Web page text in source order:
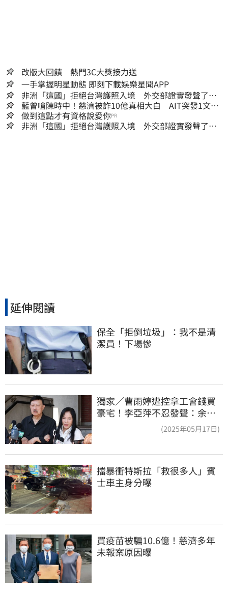
改版大回饋 熱門3C大獎接力送
一手掌握明星動態 即刻下載娛樂星聞APP
非洲「這國」拒絕台灣護照入境 外交部證實發聲了：
持續交涉聯繫
藍曾嗆陳時中！慈濟被詐10億真相大白 AIT突發1文酸
爆…他笑：真的很會
做到這點才有資格說愛你PR
非洲「這國」拒絕台灣護照入境 外交部證實發聲了：
延伸閱讀
保全「拒倒垃圾」：我不是清
潔員！下場慘
獨家／曹雨婷遭控拿工會錢買
豪宅！李亞萍不忍發聲：余天
(2025年05月17日)
擋暴衝特斯拉「救很多人」賓
士車主身分曝
買疫苗被騙10.6億！慈濟多年
未報案原因曝